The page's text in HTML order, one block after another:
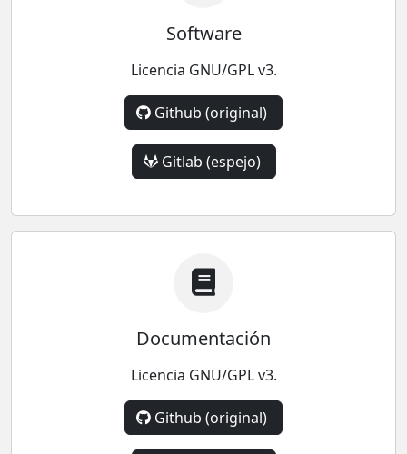
Software
Licencia GNU/GPL v3.
Github (original)
Gitlab (espejo)
Documentación
Licencia GNU/GPL v3.
Github (original)